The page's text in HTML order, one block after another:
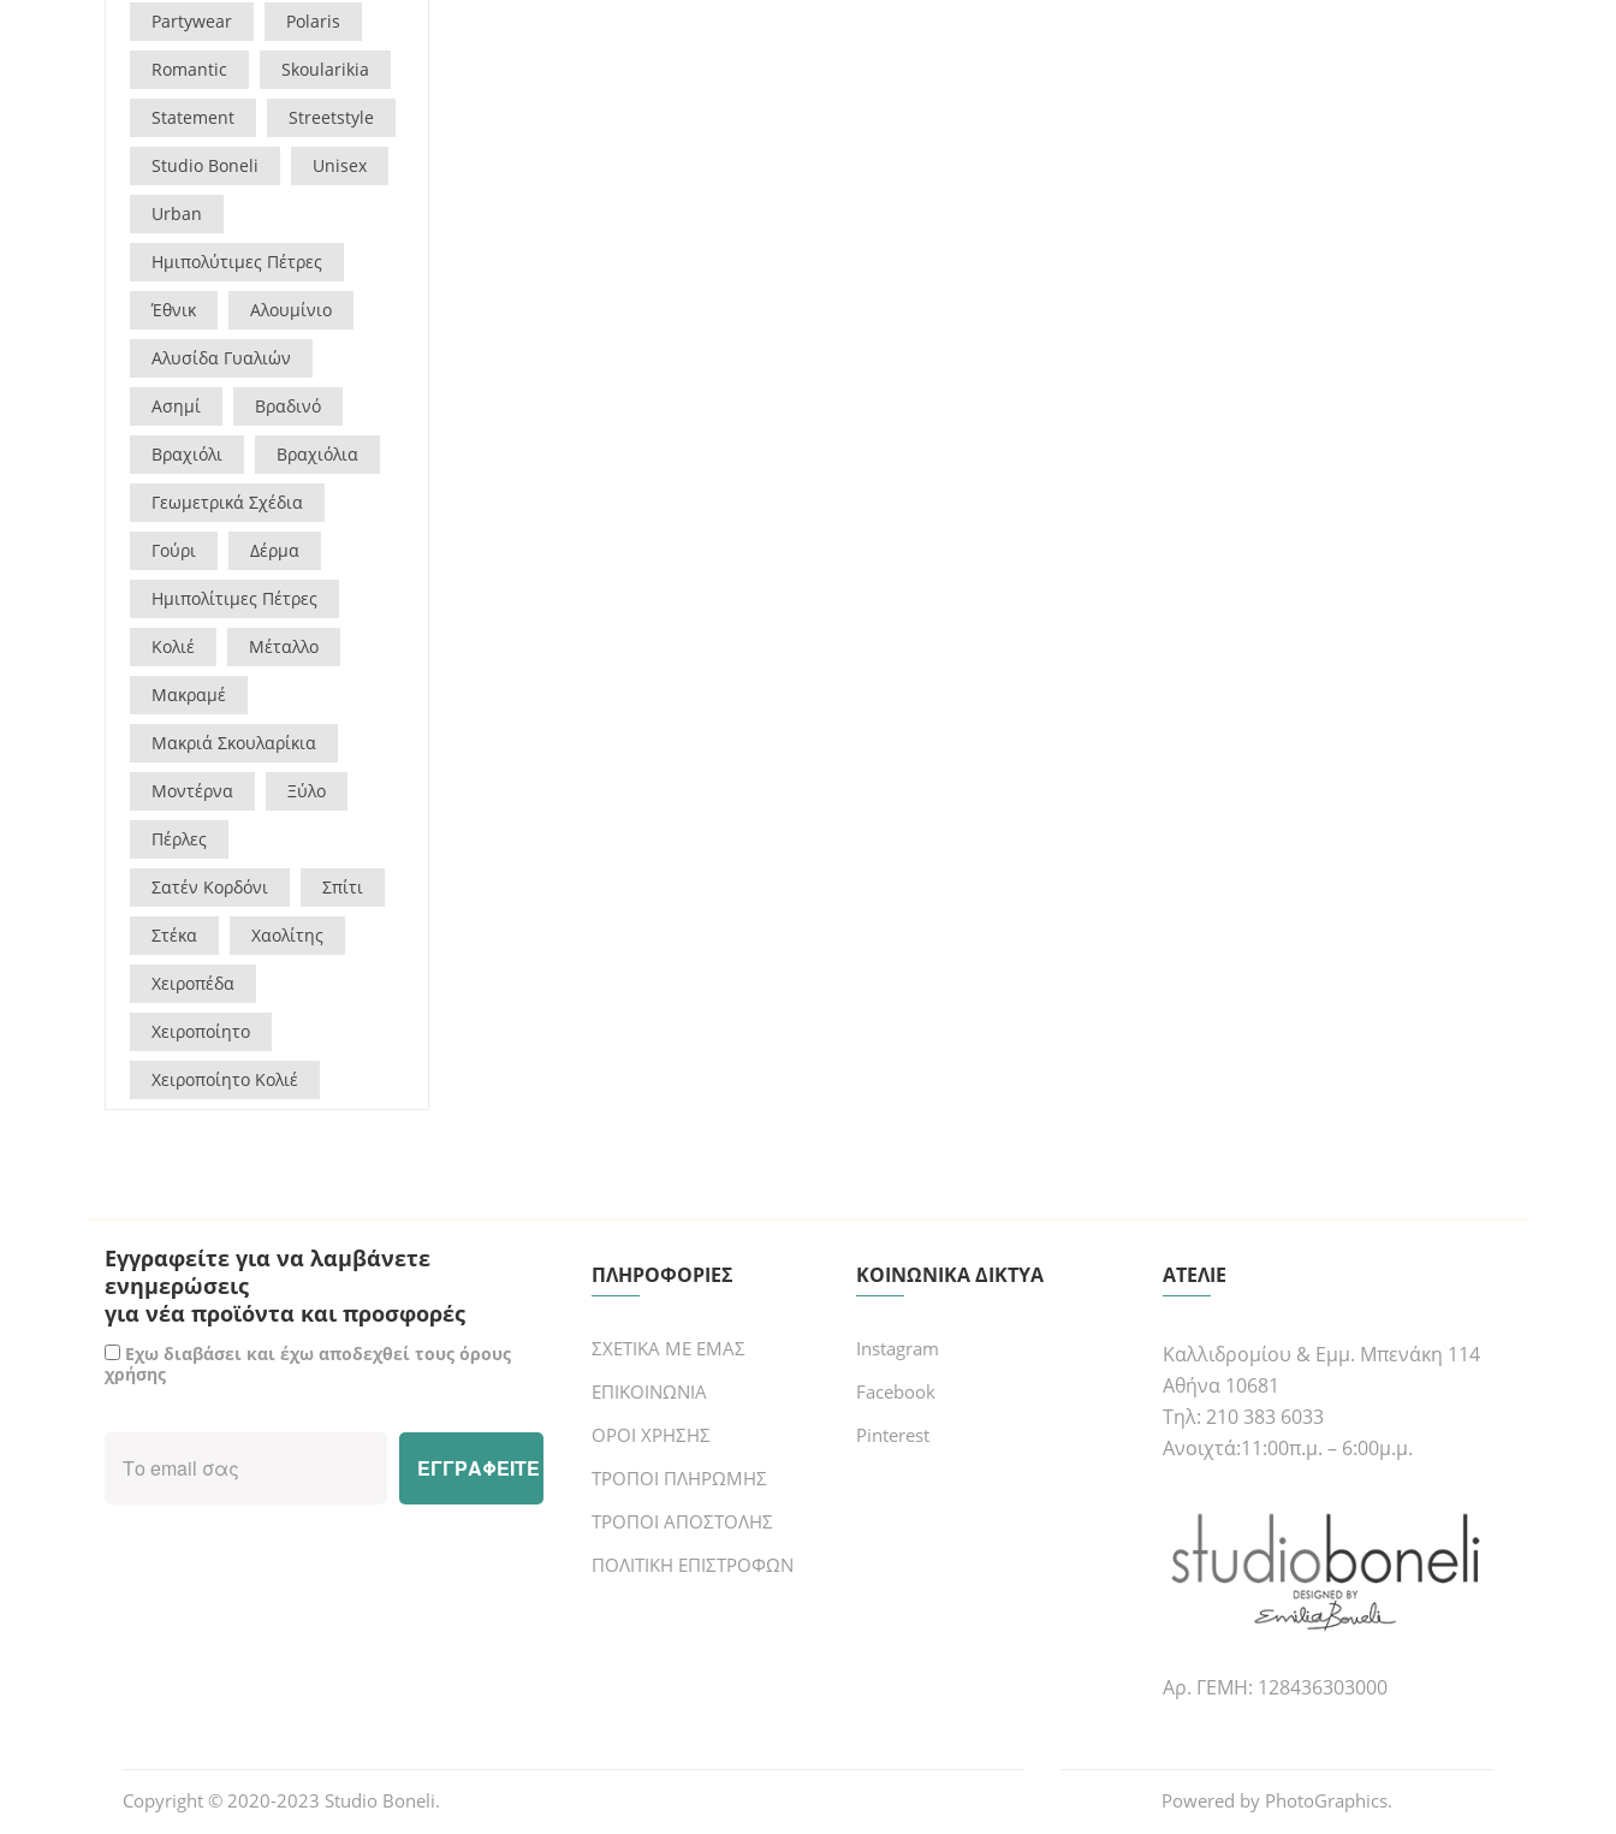
Partywear Polaris
Romantic Skoularikia
Statement Streetstyle
Studio Boneli Unisex
Urban
Ημιπολύτιμες Πέτρες
Έθνικ Αλουμίνιο
Αλυσίδα Γυαλιών
Ασημί Βραδινό
Βραχιόλι Βραχιόλια
Γεωμετρικά Σχέδια
Γούρι Δέρμα
Ημιπολίτιμες Πέτρες
Κολιέ Μέταλλο
Μακραμέ
Μακριά Σκουλαρίκια
Μοντέρνα Ξύλο
Πέρλες
Σατέν Κορδόνι Σπίτι
Στέκα Χαολίτης
Χειροπέδα
Χειροποίητο
Χειροποίητο Κολιέ
Εγγραφείτε για να λαμβάνετε
ενημερώσεις
για νέα προϊόντα και προσφορές
Εχω διαβάσει και έχω αποδεχθεί τους όρους
χρήσης
ΠΛΗΡΟΦΟΡΙΕΣ
ΣΧΕΤΙΚΑ ΜΕ ΕΜΑΣ
ΕΠΙΚΟΙΝΩΝΙΑ
ΟΡΟΙ ΧΡΗΣΗΣ
ΤΡΟΠΟΙ ΠΛΗΡΩΜΗΣ
ΤΡΟΠΟΙ ΑΠΟΣΤΟΛΗΣ
ΠΟΛΙΤΙΚΗ ΕΠΙΣΤΡΟΦΩΝ
ΚΟΙΝΩΝΙΚΑ ΔΙΚΤΥΑ
Instagram
Facebook
Pinterest
ΑΤΕΛΙΕ
Καλλιδρομίου & Εμμ. Μπενάκη 114
Αθήνα 10681
Τηλ: 210 383 6033
Ανοιχτά:11:00π.μ. – 6:00μ.μ.
Αρ. ΓΕΜΗ: 128436303000
Copyright © 2020-2023 Studio Boneli. Powered by PhotoGraphics.